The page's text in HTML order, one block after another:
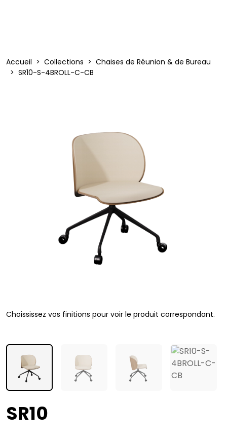
Accueil Collections
Chaises de Réunion & de Bureau
SR10-S-4BROLL-C-CB
Choississez vos finitions pour voir le produit correspondant.
SR10